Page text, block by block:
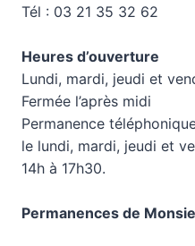
Tél : 03 21 35 32 62
Heures d’ouverture
Lundi, mardi, jeudi et
Fermée l’après midi
Permanence
le lundi, mardi, jeudi et
14h à 17h30.
Permanences de